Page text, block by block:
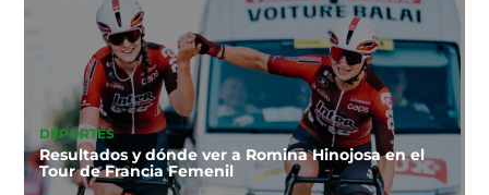
DEPORTES
Resultados y dónde ver a Romina Hinojosa en el
Tour de Francia Femenil